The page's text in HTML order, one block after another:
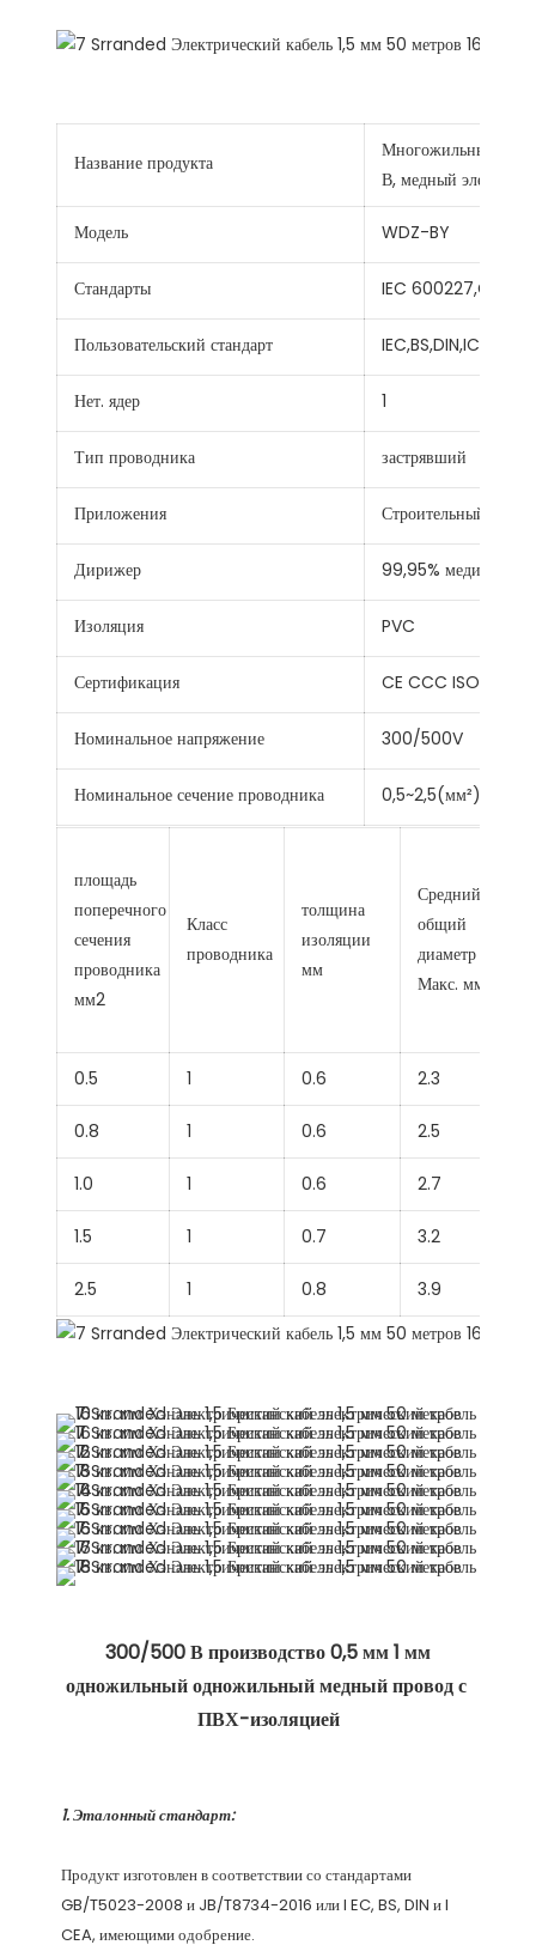
Название продукта
Многожильный
В, медный
Модель WDZ-BY
Стандарты IEC 600227,GB/
Пользовательский стандарт IEC,BS,DIN,ICEA
Нет. ядер 1
Тип проводника застрявший
Приложения Строительный
Дирижер 99,95% меди
Изоляция PVC
Сертификация CE CCC ISO9001
Номинальное напряжение 300/500V
Номинальное сечение проводника 0,5~2,5(мм²)
площадь
поперечного
сечения
проводника
мм2
Класс
проводника
толщина
изоляции
мм
Средний
общий
диаметр
Макс. мм
0.5 1 0.6 2.3
0.8 1 0.6 2.5
1.0 1 0.6 2.7
1.5 1 0.7 3.2
2.5 1 0.8 3.9
одножильный одножильный медный провод с
ПВХ-изоляцией
1. Эталонный стандарт:
Продукт изготовлен в соответствии со стандартами
GB/T5023-2008 и JB/T8734-2016 или I EC, BS, DIN и I